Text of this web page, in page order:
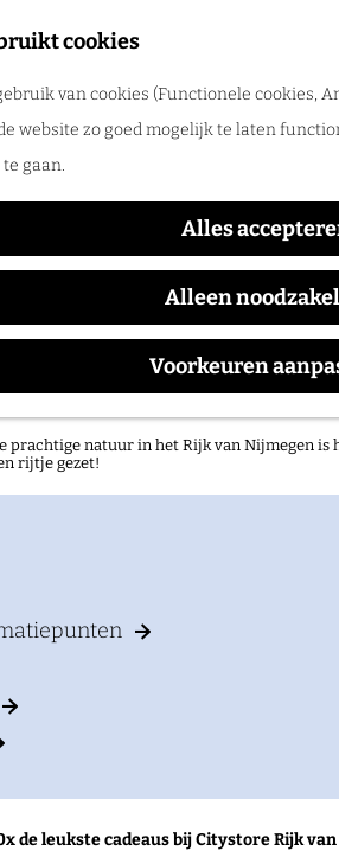
cookies
van cookies (Functionele cookies,
website zo goed mogelijk te laten
gaan.
Alles
Alleen
Voorkeuren
Nijmegen samen met een gids. Ga
in het Rijk van Nijmegen
prachtige natuur in het Rijk van Nijmegen is
rijtje gezet!
de leukste cadeaus bij Citystore Rijk
Fear
LUX
donderdag 7